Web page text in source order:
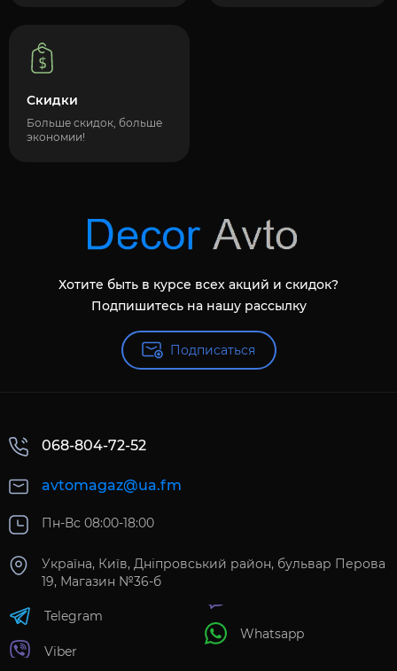
Скидки
Больше скидок, больше
экономии!
Хотите быть в курсе всех акций и скидок?
Подпишитесь на нашу рассылку
Подписаться
068-804-72-52
avtomagaz@ua.fm
Пн-Вс 08:00-18:00
Україна, Київ, Дніпровський район, бульвар Перова
19, Магазин №36-б
Telegram
Viber
Whatsapp